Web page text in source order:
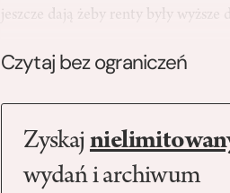
jeszcze dają żeby renty były
Czytaj bez ograniczeń
Zyskaj
wydań i archiwum